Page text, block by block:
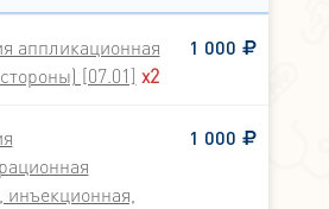
аппликационная
[07.01] x2
1 000
инъекционная,
1 000